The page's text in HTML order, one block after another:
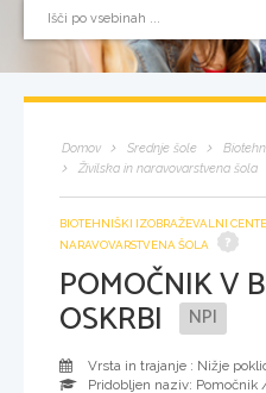
Domov Srednje šole
Živilska in naravovarstvena šola
BIOTEHNIŠKI IZOBRAŽEVALNI
NARAVOVARSTVENA ŠOLA
POMOČNIK V
OSKRBI NPI
Vrsta in trajanje : Nižje
Pridobljen naziv: Pomočnik